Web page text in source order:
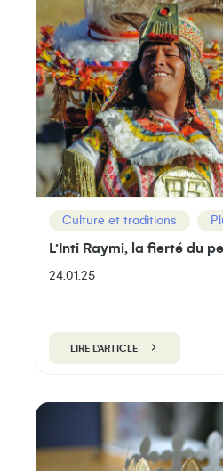
Culture et traditions
L’Inti Raymi, la fierté du
24.01.25
LIRE L'ARTICLE